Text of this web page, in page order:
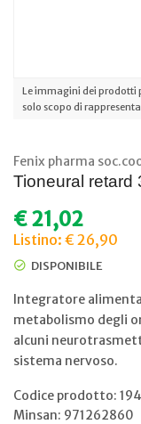
Le immagini dei prodotti
solo scopo di
Fenix pharma
Tioneural retard
€21,02
Listino: € 26,90
DISPONIBILE
Integratore
metabolismo degli
alcuni
sistema nervoso.
Codice prodotto:
Minsan: 971262860